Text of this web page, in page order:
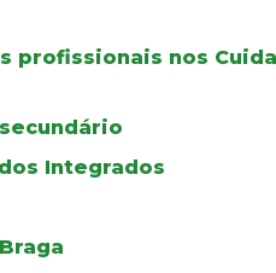
profissionais nos
Integrados